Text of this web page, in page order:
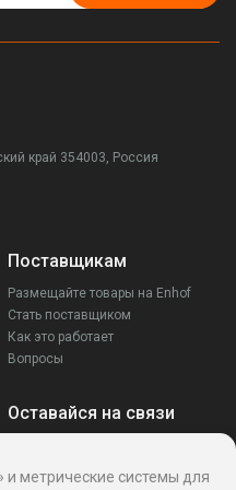
край 354003, Россия
Поставщикам
Размещайте товары на Enhof
Стать поставщиком
Как это работает
Вопросы
Оставайся на связи
метрические системы для